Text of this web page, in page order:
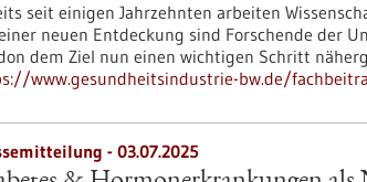
seit einigen Jahrzehnten arbeiten
neuen Entdeckung sind Forschende der
dem Ziel nun einen wichtigen Schritt
www.gesundheitsindustrie-bw.de/
- 03.07.2025